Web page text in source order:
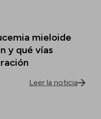
mieloide
y qué vías
Leer la noticia